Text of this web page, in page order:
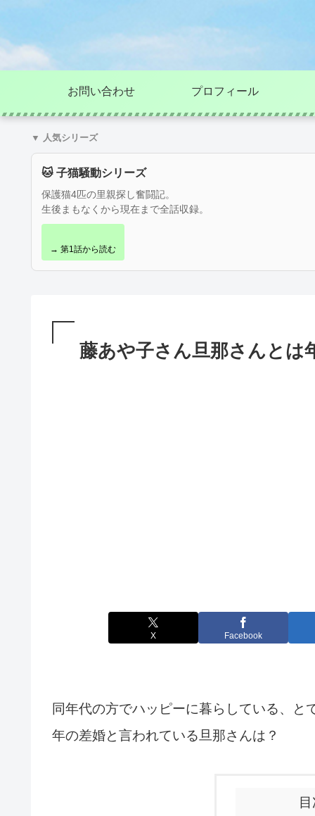
お問い合わせ プロフィール
▼ 人気シリーズ
🐱 子猫騒動シリーズ
保護猫4匹の里親探し奮闘記。
生後まもなくから現在まで全話収録。
→ 第1話から読む
藤あや子さん旦那さんとは
X Facebook
同年代の方でハッピーに暮らしている、と
年の差婚と言われている旦那さんは？